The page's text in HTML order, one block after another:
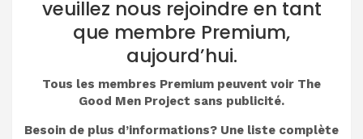
veuillez nous rejoindre en tant
que membre Premium,
aujourd’hui.
Tous les membres Premium peuvent voir The
Good Men Project sans publicité.
Besoin de plus d’informations? Une liste complète